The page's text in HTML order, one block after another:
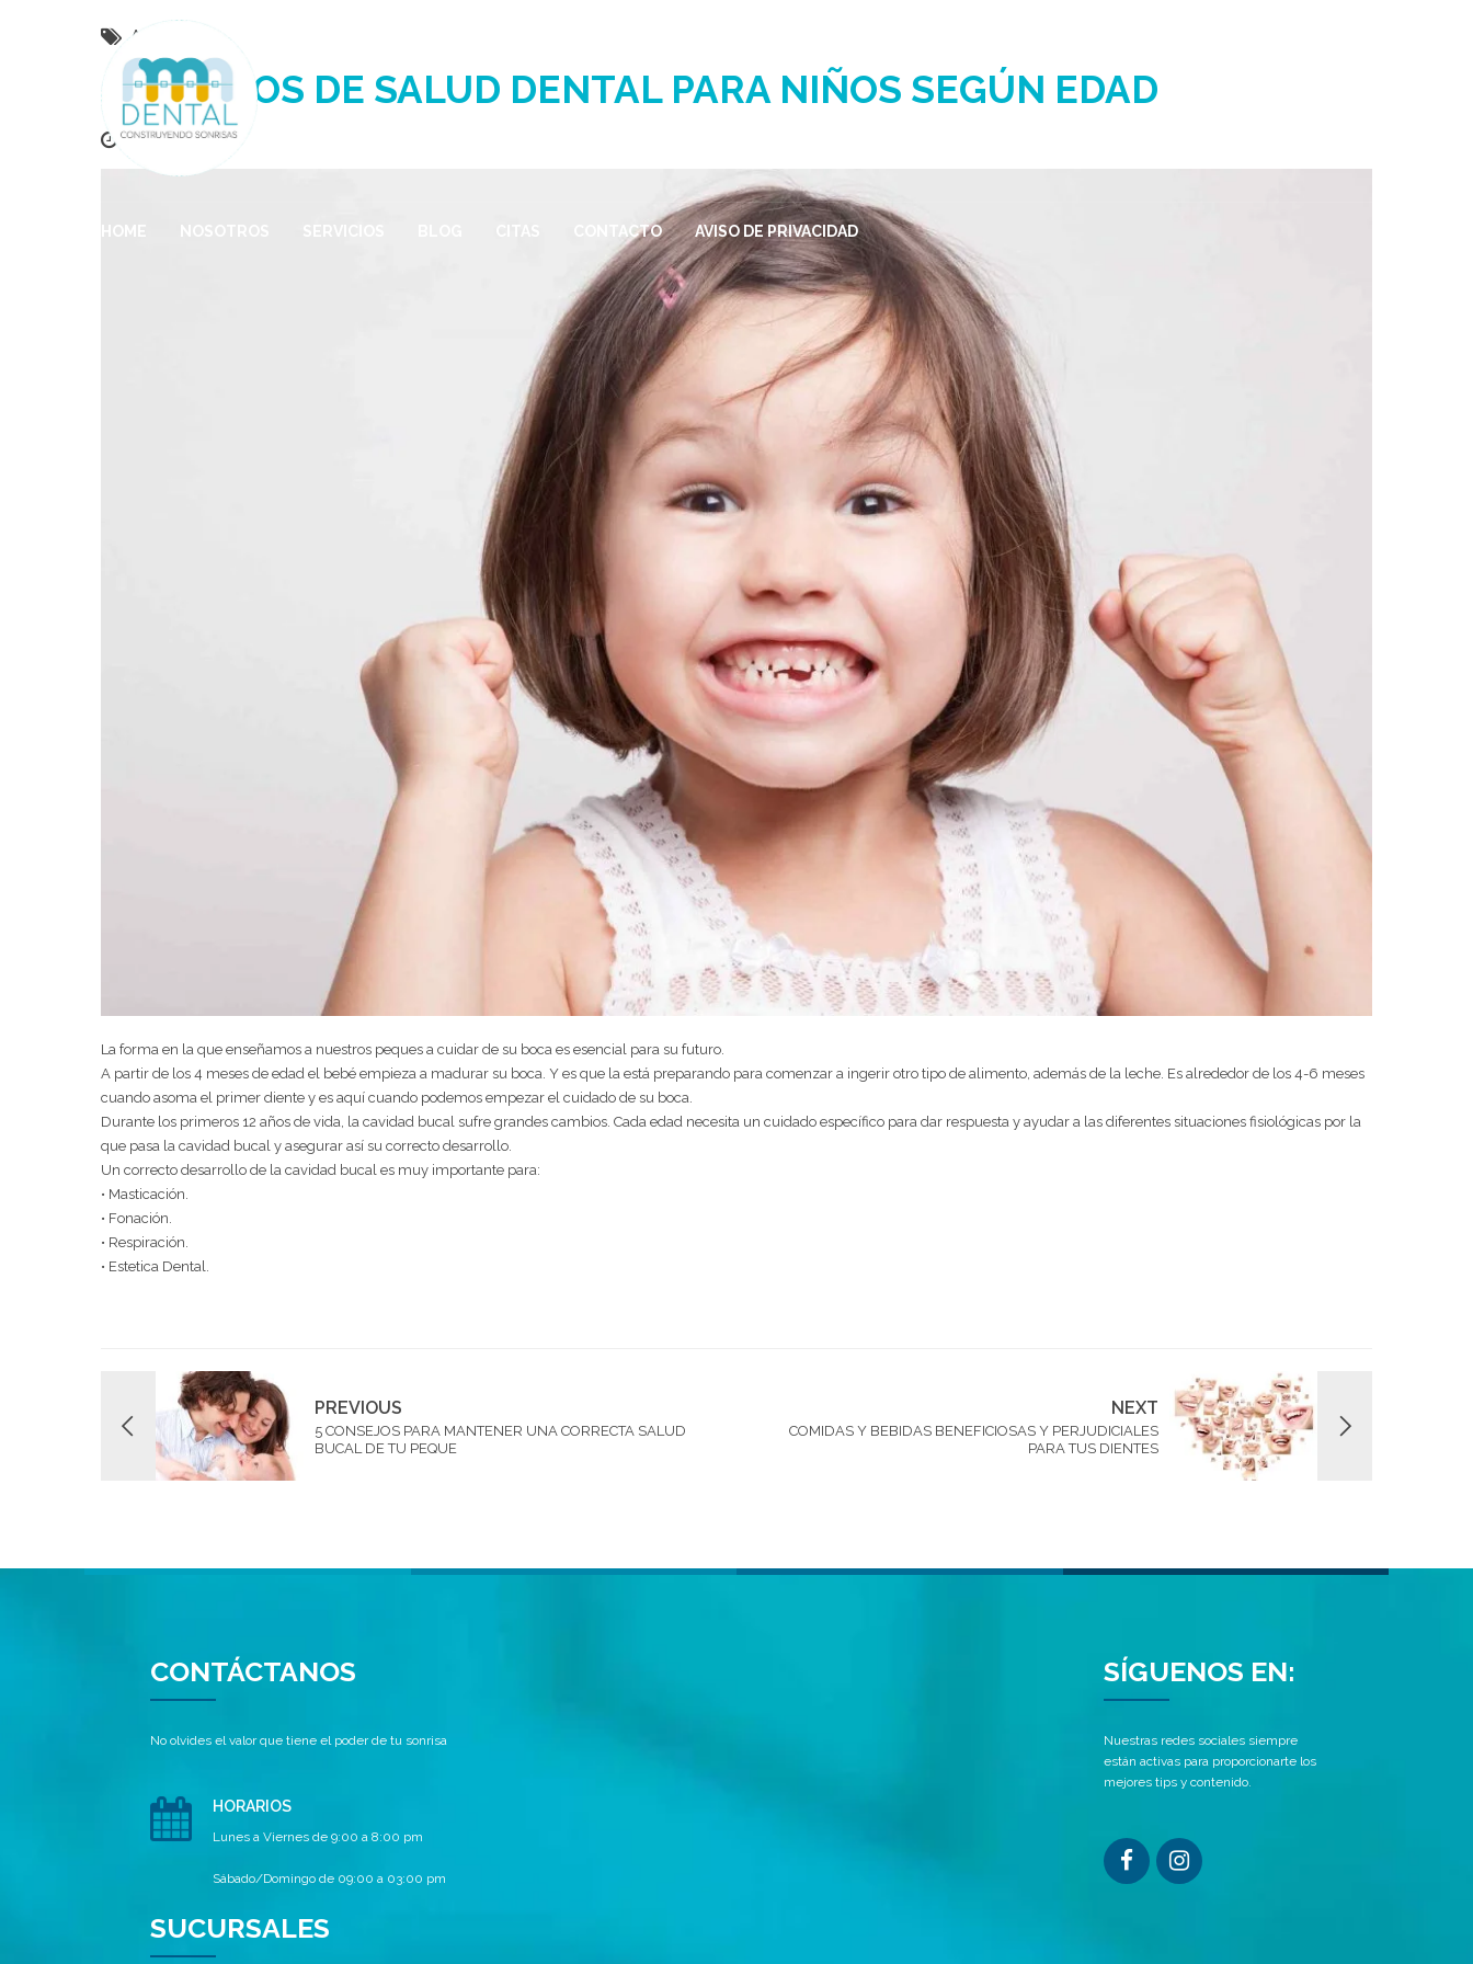
HOME CONTACTO AVISO DE PRIVACIDAD
Artículo
CONSEJOS DE SALUD DENTAL PARA NIÑOS SEGÚN EDAD
28 julio, 2018
La forma en la que enseñamos a nuestros peques a cuidar de su boca es esencial para su futuro.
A partir de los 4 meses de edad el bebé empieza a madurar su boca. Y es que la está preparando para comenzar a ingerir otro tipo de alimento, además de la leche. Es alrededor de los 4-6 meses
cuando asoma el primer diente y es aquí cuando podemos empezar el cuidado de su boca.
Durante los primeros 12 años de vida, la cavidad bucal sufre grandes cambios. Cada edad necesita un cuidado específico para dar respuesta y ayudar a las diferentes situaciones fisiológicas por la
que pasa la cavidad bucal y asegurar así su correcto desarrollo.
Un correcto desarrollo de la cavidad bucal es muy importante para:
• Masticación.
• Fonación.
• Respiración.
• Estetica Dental.
PREVIOUS
5 CONSEJOS PARA MANTENER UNA CORRECTA SALUD
BUCAL DE TU PEQUE
NEXT
COMIDAS Y BEBIDAS BENEFICIOSAS Y PERJUDICIALES
PARA TUS DIENTES
CONTÁCTANOS
No olvides el valor que tiene el poder de tu sonrisa
HORARIOS
Lunes a Viernes de 9:00 a 8:00 pm
Sábado/Domingo de 09:00 a 03:00 pm
SUCURSALES
SÍGUENOS EN:
Nuestras redes sociales siempre
están activas para proporcionarte los
mejores tips y contenido.